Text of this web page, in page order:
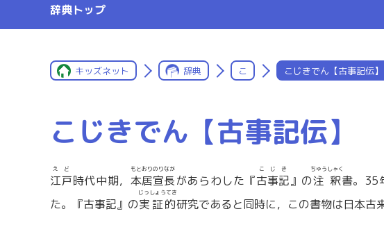
辞典トップ
キッズネット 辞典 こ こじきでん【古事記伝】
こじきでん【古事記伝】
江戸
えど
時代中期， 本居宣長
もとおりのりなが
があらわした『古事記
こじき
』の注釈
ちゅうしゃく
書。35
た。『古事記』の実証的
じっしょうてき
研究であると同時に，この書物は日本古